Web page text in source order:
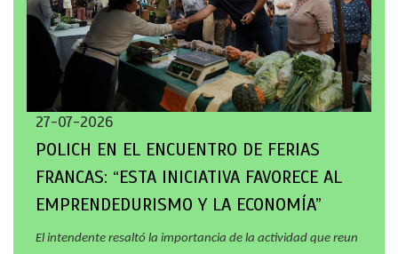
27-07-2026
POLICH EN EL ENCUENTRO DE FERIAS
FRANCAS: “ESTA INICIATIVA FAVORECE AL
EMPRENDEDURISMO Y LA ECONOMÍA”
El intendente resaltó la importancia de la actividad que reun